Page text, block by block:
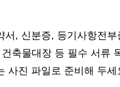
서, 신분증, 등기사항전부
축물대장 등 필수 서류
사진 파일로 준비해 두세